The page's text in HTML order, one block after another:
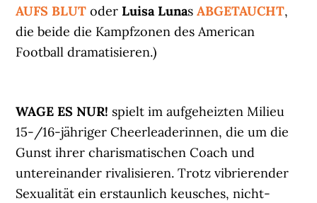
AUFS BLUT oderLuisa LunasABGETAUCHT,
die beide die Kampfzonen des American
Football dramatisieren.)
WAGE ES NUR! spielt im aufgeheizten Milieu
15-/16-jähriger Cheerleaderinnen, die um die
Gunst ihrer charismatischen Coach und
untereinander rivalisieren. Trotz vibrierender
Sexualität ein erstaunlich keusches, nicht-